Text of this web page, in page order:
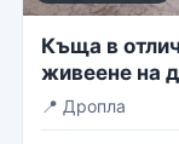
Къща в
живеене на
📍 Дропла